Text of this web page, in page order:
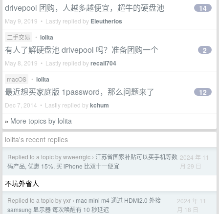
drivepool 团购，人越多越便宜，超牛的硬盘池
May 9, 2019 • Lastly replied by Eleutherios
14
二手交易 • lolita
有人了解硬盘池 drivepool 吗？准备团购一个
May 8, 2019 • Lastly replied byrecall704
2
macOS • lolita
最近想买家庭版 1password，那么问题来了
Dec 7, 2014 • Lastly replied bykchum
12
» More topics by lolita
lolita's recent replies
Replied to a topic by wweerrgtc › 江苏省国家补贴可以买手机等数
码产品, 优惠 15%, 买 iPhone 比双十一便宜
2024 年 11
月 29 日
不坑外省人
Replied to a topic by yxr › mac mini m4 通过 HDMI2.0 外接
samsung 显示器 每次唤醒有 10 秒延迟
2024 年 11
月 18 日